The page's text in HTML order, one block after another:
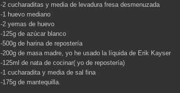
-2 cucharaditas y media de levadura fresa desmenuzada
-1 huevo mediano
-2 yemas de huevo
-125g de azúcar blanco
-500g de harina de repostería
-200g de masa madre, yo he usado la líquida de Erik Kayser
-125ml de nata de cocinar( yo de repostería)
-1 cucharadita y media de sal fina
-175g de mantequilla.